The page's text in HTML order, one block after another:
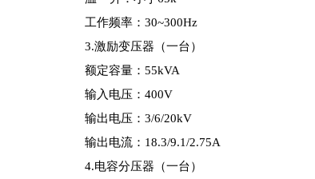
工作频率：30~300Hz
3.激励变压器（一台）
额定容量：55kVA
输入电压：400V
输出电压：3/6/20kV
输出电流：18.3/9.1/2.75A
4.电容分压器（一台）